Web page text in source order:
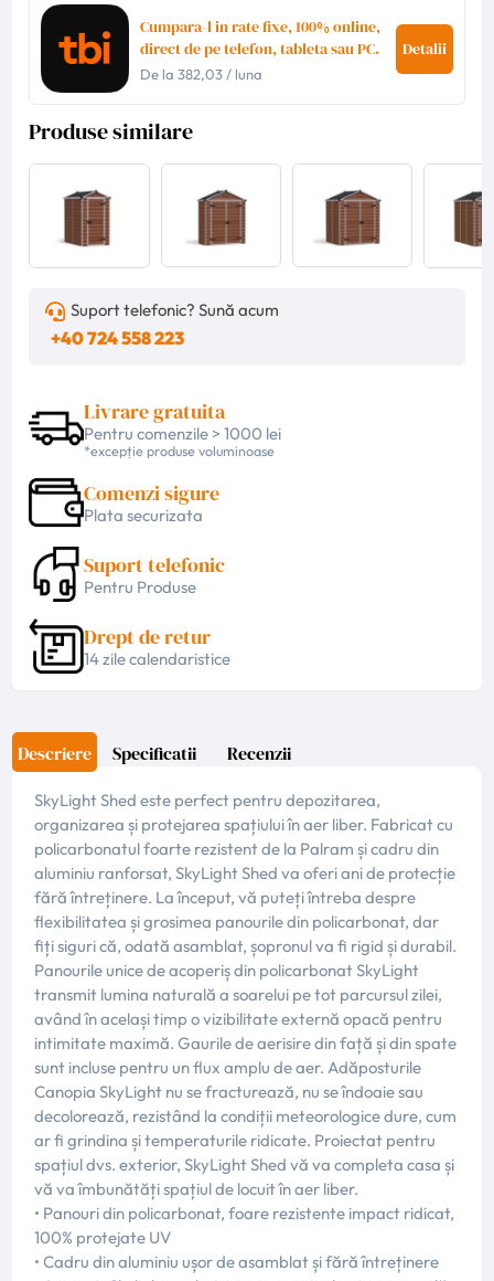
Cumpara-l in rate fixe, 100% online,
direct de pe telefon, tableta sau PC.
De la382,03 / luna
Detalii
Produse similare
Suport telefonic? Sună acum
+40 724 558 223
Livrare gratuita
Pentru comenzile > 1000 lei
*excepție produse voluminoase
Comenzi sigure
Plata securizata
Suport telefonic
Pentru Produse
Drept de retur
14 zile calendaristice
Descriere Specificatii Recenzii
SkyLight Shed este perfect pentru depozitarea,
organizarea și protejarea spațiului în aer liber. Fabricat cu
policarbonatul foarte rezistent de la Palram și cadru din
aluminiu ranforsat, SkyLight Shed va oferi ani de protecție
fără întreținere. La început, vă puteți întreba despre
flexibilitatea și grosimea panourile din policarbonat, dar
fiți siguri că, odată asamblat, șopronul va fi rigid și durabil.
Panourile unice de acoperiș din policarbonat SkyLight
transmit lumina naturală a soarelui pe tot parcursul zilei,
având în același timp o vizibilitate externă opacă pentru
intimitate maximă. Gaurile de aerisire din față și din spate
sunt incluse pentru un flux amplu de aer. Adăposturile
Canopia SkyLight nu se fracturează, nu se îndoaie sau
decolorează, rezistând la condiții meteorologice dure, cum
ar fi grindina și temperaturile ridicate. Proiectat pentru
spațiul dvs. exterior, SkyLight Shed vă va completa casa și
vă va îmbunătăți spațiul de locuit în aer liber.
• Panouri din policarbonat, foare rezistente impact ridicat,
100% protejate UV
• Cadru din aluminiu ușor de asamblat și fără întreținere